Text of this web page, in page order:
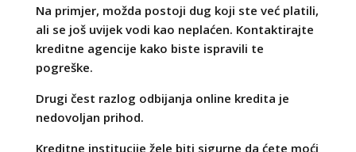
Na primjer, možda postoji dug koji ste već platili,
ali se još uvijek vodi kao neplaćen. Kontaktirajte
kreditne agencije kako biste ispravili te
pogreške.
Drugi čest razlog odbijanja online kredita je
nedovoljan prihod.
Kreditne institucije žele biti sigurne da ćete moći